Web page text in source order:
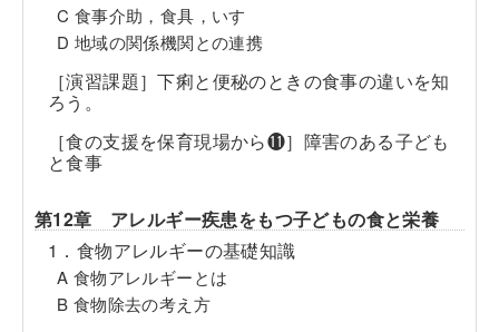
C 食事介助，食具，いす
D 地域の関係機関との連携
［演習課題］下痢と便秘のときの食事の違いを知
ろう。
［食の支援を保育現場から⓫］障害のある子ども
と食事
第12章 アレルギー疾患をもつ子どもの食と栄養
1．食物アレルギーの基礎知識
A 食物アレルギーとは
B 食物除去の考え方